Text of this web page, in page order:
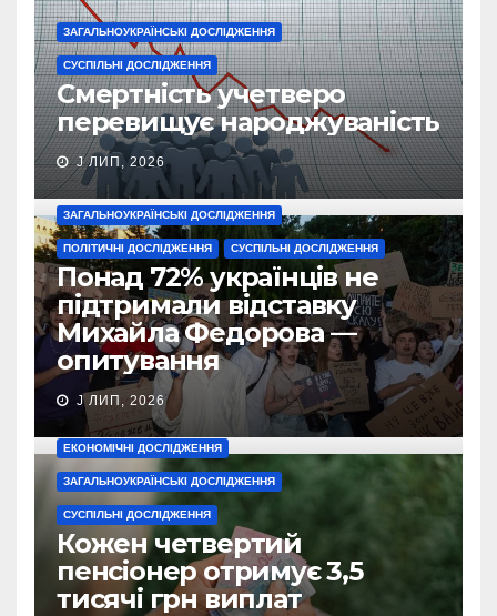
ЗАГАЛЬНОУКРАЇНСЬКІ ДОСЛІДЖЕННЯ
СУСПІЛЬНІ ДОСЛІДЖЕННЯ
Смертність учетверо
перевищує народжуваність
J ЛИП, 2026
ЗАГАЛЬНОУКРАЇНСЬКІ ДОСЛІДЖЕННЯ
ПОЛІТИЧНІ ДОСЛІДЖЕННЯ СУСПІЛЬНІ ДОСЛІДЖЕННЯ
Понад 72% українців не
підтримали відставку
Михайла Федорова —
опитування
J ЛИП, 2026
ЕКОНОМІЧНІ ДОСЛІДЖЕННЯ
ЗАГАЛЬНОУКРАЇНСЬКІ ДОСЛІДЖЕННЯ
СУСПІЛЬНІ ДОСЛІДЖЕННЯ
Кожен четвертий
пенсіонер отримує 3,5
тисячі грн виплат